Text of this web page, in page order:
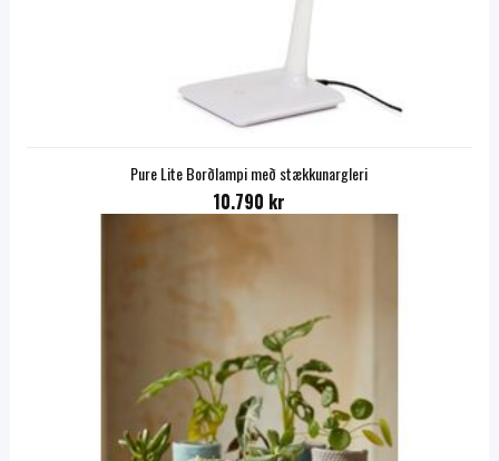
Pure Lite Borðlampi með stækkunargleri
10.790 kr